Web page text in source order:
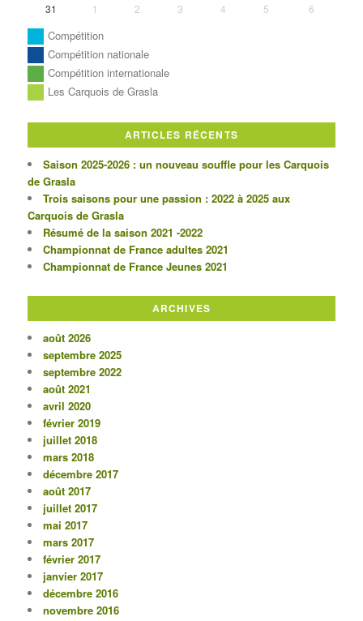
31 1 2 3 4 5 6
Compétition
Compétition nationale
Compétition internationale
Les Carquois de Grasla
ARTICLES RÉCENTS
Saison 2025-2026 : un nouveau souffle pour les Carquois
de Grasla
Trois saisons pour une passion : 2022 à 2025 aux
Carquois de Grasla
Résumé de la saison 2021 -2022
Championnat de France adultes 2021
Championnat de France Jeunes 2021
ARCHIVES
août 2026
septembre 2025
septembre 2022
août 2021
avril 2020
février 2019
juillet 2018
mars 2018
décembre 2017
août 2017
juillet 2017
mai 2017
mars 2017
février 2017
janvier 2017
décembre 2016
novembre 2016